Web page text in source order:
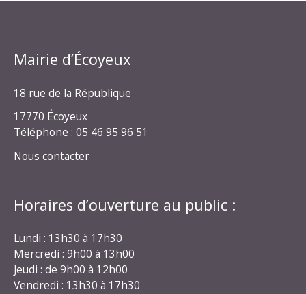
Mairie d’Écoyeux
18 rue de la République
17770 Écoyeux
Téléphone : 05 46 95 96 51
Nous contacter
Horaires d’ouverture au public :
Lundi : 13h30 à 17h30
Mercredi : 9h00 à 13h00
Jeudi : de 9h00 à 12h00
Vendredi : 13h30 à 17h30